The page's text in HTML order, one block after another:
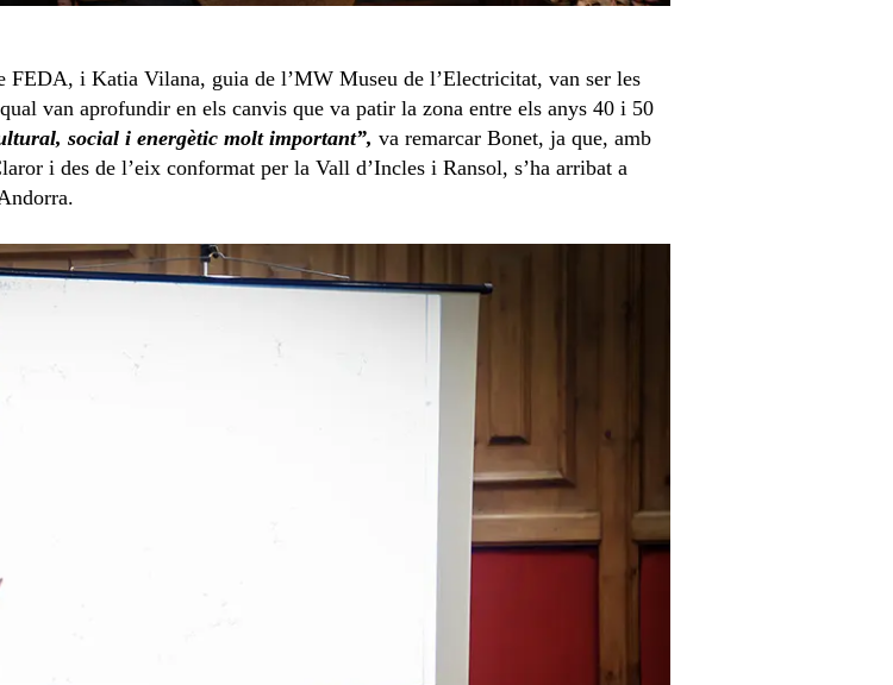
FEDA, i Katia Vilana, guia de l’MW Museu de l’Electricitat, van ser les
van aprofundir en els canvis que va patir la zona entre els anys 40 i 50
social i energètic molt important”, va remarcar Bonet, ja que, amb
i des de l’eix conformat per la Vall d’Incles i Ransol, s’ha arribat a